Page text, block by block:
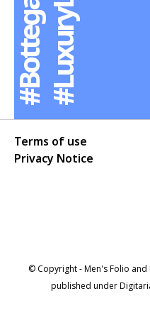
Terms of use
Privacy Notice
© Copyright - Men's Folio
published under